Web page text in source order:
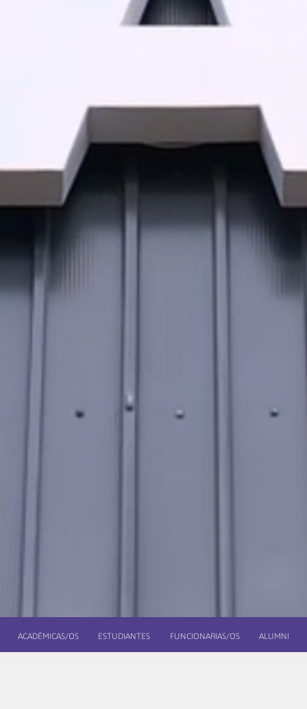
ACADÉMICAS/OS ESTUDIANTES FUNCIONARIAS/OS ALUMNI